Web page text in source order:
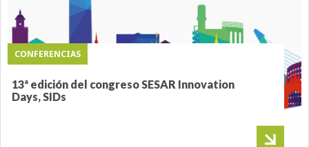
CONFERENCIAS
13ª edición del congreso SESAR Innovation
Days, SIDs